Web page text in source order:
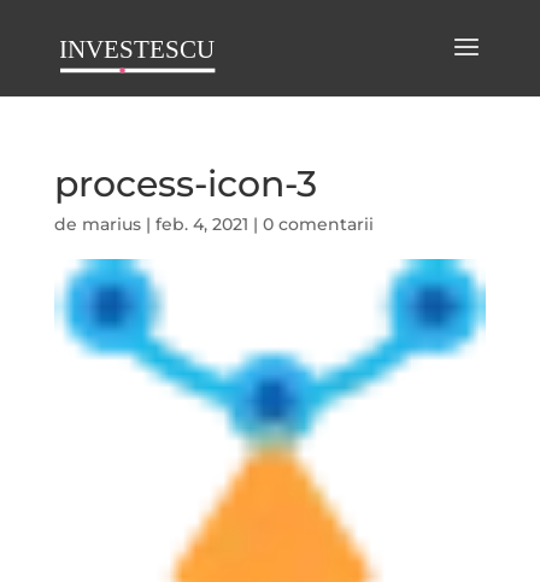
process-icon-3
de marius| feb. 4, 2021 | 0 comentarii